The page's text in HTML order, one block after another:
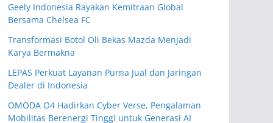
Geely Indonesia Rayakan Kemitraan Global
Bersama Chelsea FC
Transformasi Botol Oli Bekas Mazda Menjadi
Karya Bermakna
LEPAS Perkuat Layanan Purna Jual dan Jaringan
Dealer di Indonesia
OMODA O4 Hadirkan Cyber Verse, Pengalaman
Mobilitas Berenergi Tinggi untuk Generasi AI